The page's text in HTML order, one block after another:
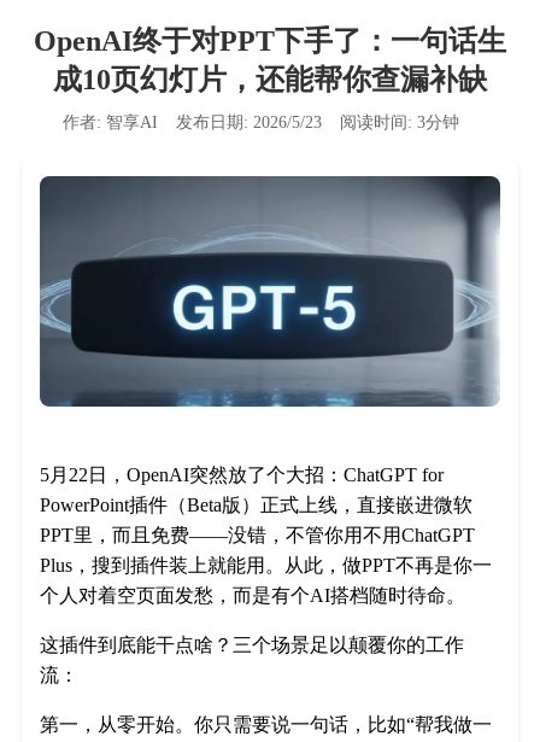
OpenAI终于对PPT下手了：一句话生
成10页幻灯片，还能帮你查漏补缺
作者: 智享AI 发布日期: 2026/5/23 阅读时间: 3分钟
5月22日，OpenAI突然放了个大招：ChatGPT for
PowerPoint插件（Beta版）正式上线，直接嵌进微软
PPT里，而且免费——没错，不管你用不用ChatGPT
Plus，搜到插件装上就能用。从此，做PPT不再是你一
个人对着空页面发愁，而是有个AI搭档随时待命。
这插件到底能干点啥？三个场景足以颠覆你的工作
流：
第一，从零开始。你只需要说一句话，比如“帮我做一